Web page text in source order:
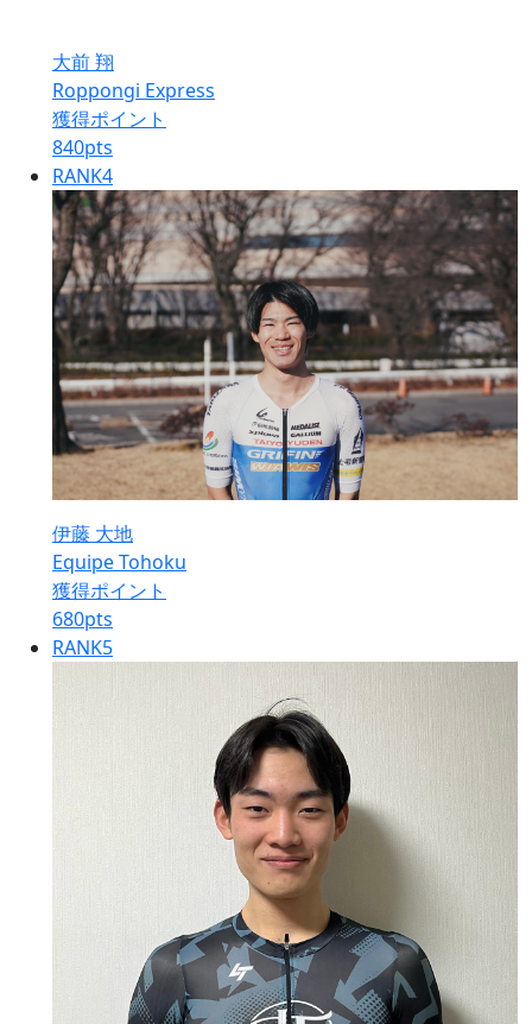
大前 翔
Roppongi Express
獲得ポイント
840pts
RANK4
伊藤 大地
Equipe Tohoku
獲得ポイント
680pts
RANK5